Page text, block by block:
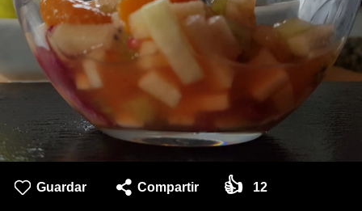
Guardar Compartir 👍 12